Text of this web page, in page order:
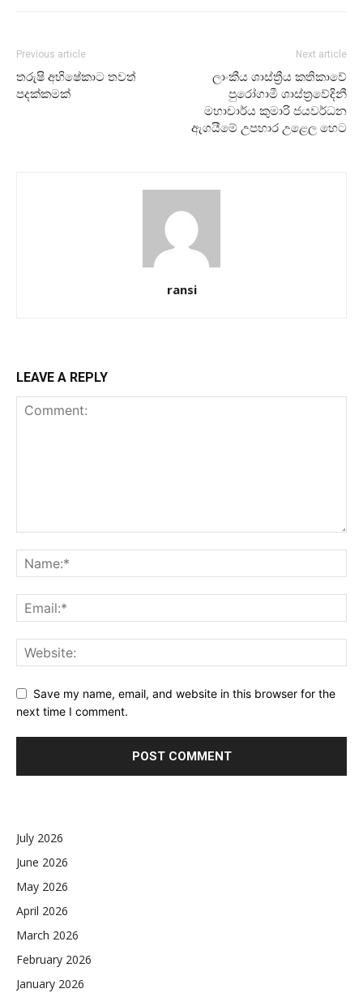
Previous article
තරුෂි අභිෂේකාට තවත්
පදක්කමක්
Next article
ලාංකීය ශාස්ත්‍රීය කතිකාවේ
පුරෝගාමී ශාස්ත්‍රවේදිනී
මහාචාර්ය කුමාරි ජයවර්ධන
ඇගයීමේ උපහාර උළෙල හෙට
ransi
LEAVE A REPLY
Save my name, email, and website in this browser for the
next time I comment.
July 2026
June 2026
May 2026
April 2026
March 2026
February 2026
January 2026